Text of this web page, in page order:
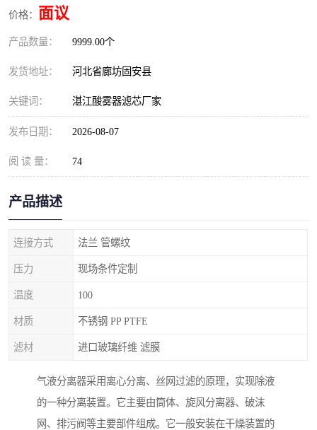
价格： 面议
产品数量： 9999.00个
发货地址： 河北省廊坊固安县
关键词： 湛江酸雾器滤芯厂家
发布日期： 2026-08-07
阅 读 量： 74
产品描述
连接方式 法兰 管螺纹
压力 现场条件定制
温度 100
材质 不锈钢 PP PTFE
滤材 进口玻璃纤维 滤膜
气液分离器采用离心分离、丝网过滤的原理，实现除液
的一种分离装置。它主要由筒体、旋风分离器、破沫
网、排污阀等主要部件组成。它一般安装在干燥装置的